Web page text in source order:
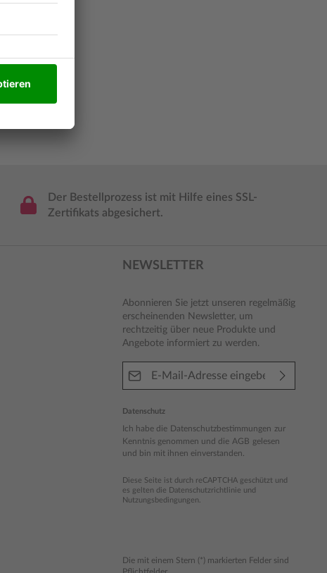
Der Bestellprozess ist mit Hilfe eines SSL-
Zertifikats abgesichert.
NEWSLETTER
Abonnieren Sie jetzt unseren regelmäßig
erscheinenden Newsletter, um
rechtzeitig über neue Produkte und
Angebote informiert zu werden.
Datenschutz
Ich habe die Datenschutzbestimmungen zur
Kenntnis genommen und die AGB gelesen
und bin mit ihnen einverstanden.
Diese Seite ist durch reCAPTCHA geschützt und
es gelten die Datenschutzrichtlinie und
Nutzungsbedingungen
Die mit einem Stern (*) markierten Felder sind